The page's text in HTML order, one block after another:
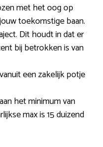
met het oog op
toekomstige baan.
Dit houdt in dat er
bij betrokken is van
een zakelijk potje
het minimum van
max is 15 duizend